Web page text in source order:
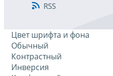
RSS
Цвет шрифта и фона
Обычный
Контрастный
Инверсия